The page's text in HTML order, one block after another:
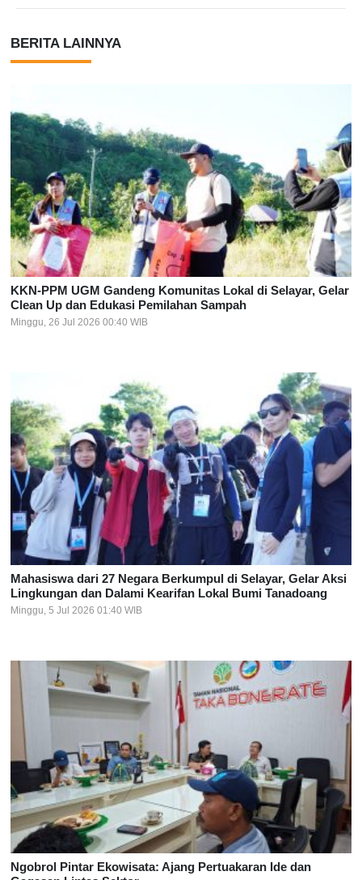
BERITA LAINNYA
KKN-PPM UGM Gandeng Komunitas Lokal di Selayar, Gelar
Clean Up dan Edukasi Pemilahan Sampah
Minggu, 26 Jul 2026 00:40 WIB
Mahasiswa dari 27 Negara Berkumpul di Selayar, Gelar Aksi
Lingkungan dan Dalami Kearifan Lokal Bumi Tanadoang
Minggu, 5 Jul 2026 01:40 WIB
Ngobrol Pintar Ekowisata: Ajang Pertuakaran Ide dan